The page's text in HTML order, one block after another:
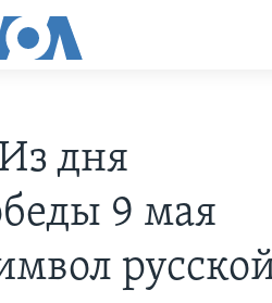
дня
9 мая